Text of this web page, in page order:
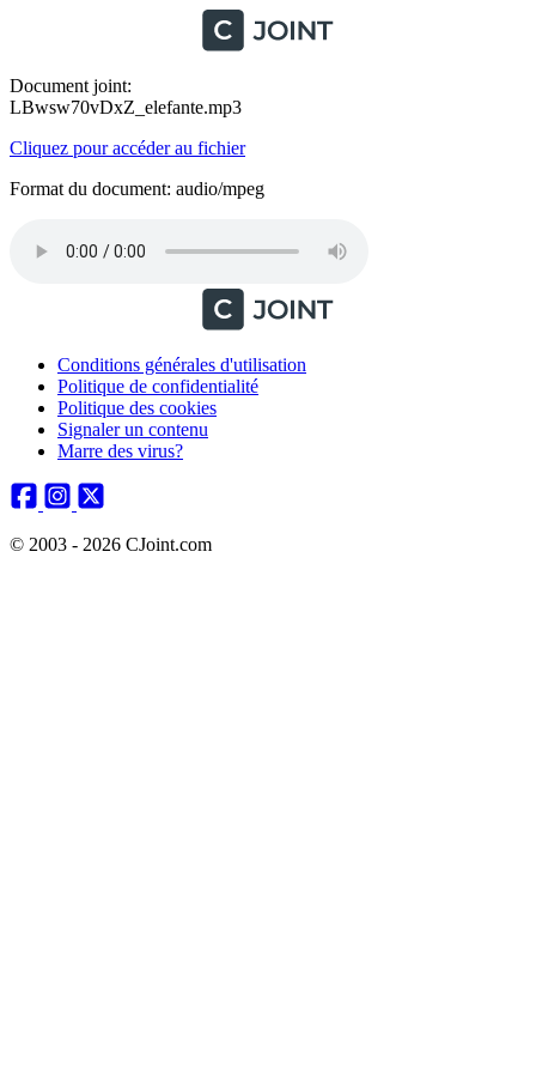
Document joint:
LBwsw70vDxZ_elefante.mp3
Cliquez pour accéder au fichier
Format du document: audio/mpeg
Conditions générales d'utilisation
Politique de confidentialité
Politique des cookies
Signaler un contenu
Marre des virus?
© 2003 - 2026 CJoint.com